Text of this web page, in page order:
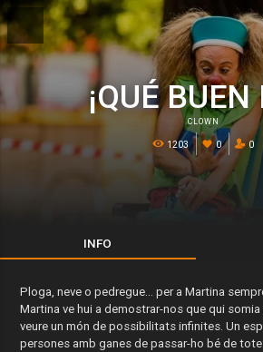
¡QUÉ BUEN
CLOWN
1203 0 0
INFO
Ploga, neve o pedregue... per a Martina
Martina ve hui a demostrar-nos que qui
veure un món de possibilitats infinites. Un
persones amb ganes de passar-ho bé de